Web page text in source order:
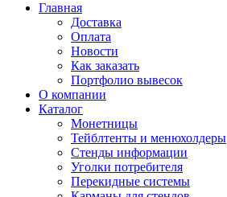
Главная
Доставка
Оплата
Новости
Как заказать
Портфолио вывесок
О компании
Каталог
Монетницы
Тейблтенты и менюхолдеры
Стенды информации
Уголки потребителя
Перекидные системы